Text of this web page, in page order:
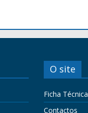
O site
Ficha Técnica
Contactos